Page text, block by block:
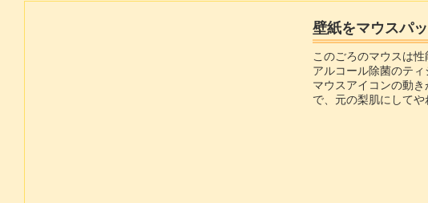
壁紙をマウスパ
このごろのマウスは
アルコール除菌のテ
マウスアイコンの動
で、元の梨肌にして